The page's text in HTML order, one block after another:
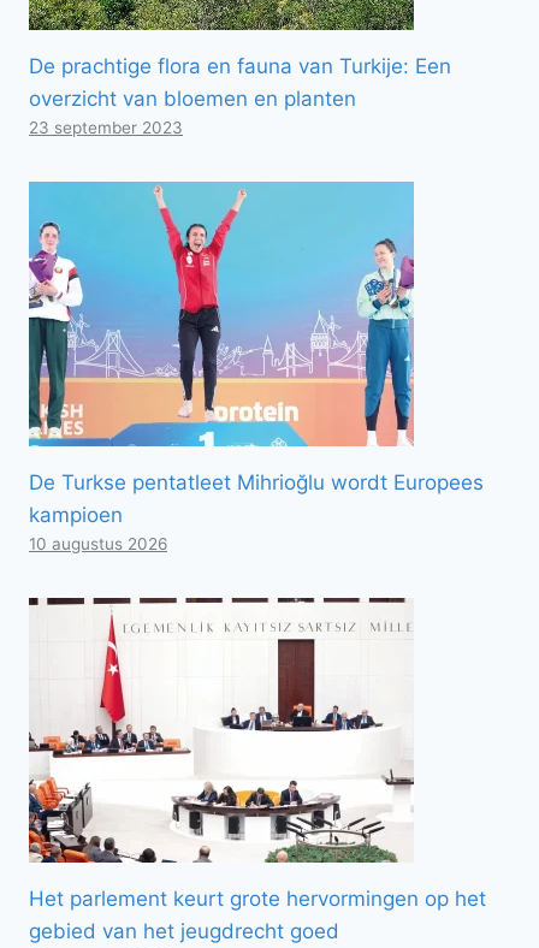
De prachtige flora en fauna van Turkije: Een
overzicht van bloemen en planten
23 september 2023
De Turkse pentatleet Mihrioğlu wordt Europees
kampioen
10 augustus 2026
Het parlement keurt grote hervormingen op het
gebied van het jeugdrecht goed